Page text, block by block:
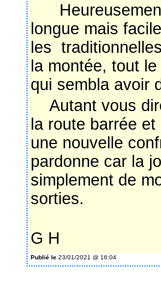
Heureusement,
longue mais
les
la montée, tout
qui sembla avoir
Autant vous
la route barrée
une nouvelle
pardonne car la
simplement de
sorties.
G H
Publié le 23/01/2021 @ 16:04